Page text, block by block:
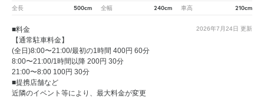
全長 500cm 全幅 240cm 車高 210cm
2026年7月24日 更新
■料金
【通常駐車料金】
(全日)8:00〜21:00/最初の1時間 400円 60分
8:00〜21:00/1時間以降 200円 30分
21:00〜8:00 100円 30分
■提携店舗など
近隣のイベント等により、最大料金が変更